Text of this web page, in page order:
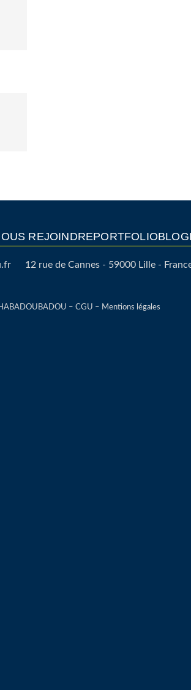
REJOINDREPORTFOLIOBLOG
12 rue de Cannes - 59000 Lille -
– CGU – Mentions légales